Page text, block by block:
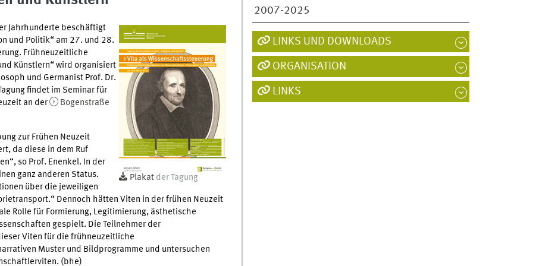
2007-2025
Plakat der Tagung
Jahrhunderte beschäftigt
und Politik“ am 27. und 28.
Frühneuzeitliche
Künstlern“ wird organisiert
und Germanist Prof. Dr.
findet im Seminar für
an der
Bogenstraße
zur Frühen Neuzeit
da diese in dem Ruf
so Prof. Enenkel. In der
ganz anderen Status.
über die jeweiligen
Dennoch hätten Viten in der frühen Neuzeit
Rolle für Formierung, Legitimierung, ästhetische
gespielt. Die Teilnehmer der
Viten für die frühneuzeitliche
Muster und Bildprogramme und untersuchen
(bhe)
LINKS UND DOWNLOADS
ORGANISATION
LINKS